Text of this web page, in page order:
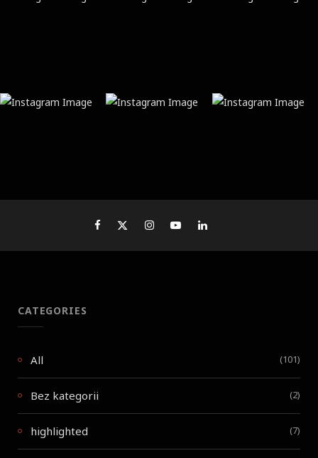
CATEGORIES
All (101)
Bez kategorii (2)
highlighted (7)